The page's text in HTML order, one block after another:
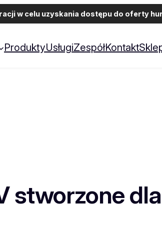
w celu uzyskania dostępu do oferty
ProduktyUsługiZespółKontakt
stworzone